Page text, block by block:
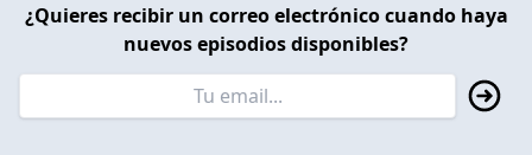
¿Quieres recibir un correo electrónico cuando haya
nuevos episodios disponibles?